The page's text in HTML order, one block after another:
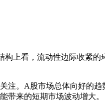
上看，流动性边际收紧的
注。A股市场总体向好的趋
带来的短期市场波动增大。